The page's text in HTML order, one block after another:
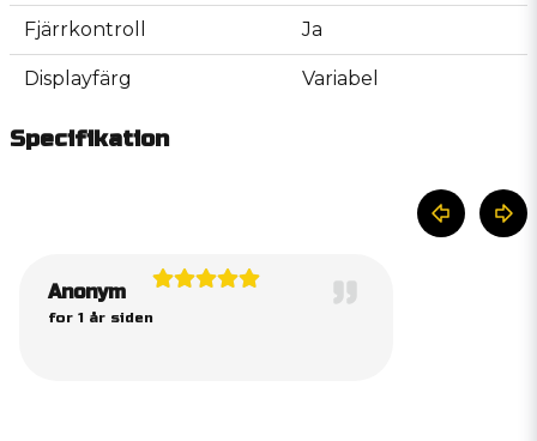
Fjärrkontroll Ja
Displayfärg Variabel
Specifikation
Anonym
for 1 år siden